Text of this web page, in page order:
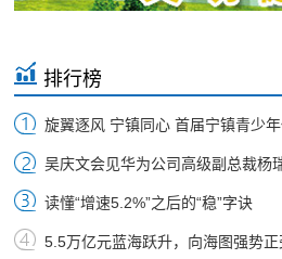
排行榜
旋翼逐风 宁镇同心 首届宁镇青少
吴庆文会见华为公司高级副总裁杨
读懂“增速5.2%”之后的“稳”字诀
5.5万亿元蓝海跃升，向海图强势正